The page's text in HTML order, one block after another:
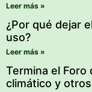
Leer más »
¿Por qué dejar
uso?
Leer más »
Termina el Foro
climático y